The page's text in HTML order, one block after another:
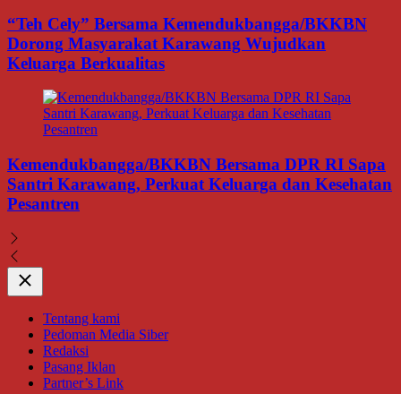
“Teh Cely” Bersama Kemendukbangga/BKKBN
Dorong Masyarakat Karawang Wujudkan
Keluarga Berkualitas
Kemendukbangga/BKKBN Bersama DPR RI Sapa
Santri Karawang, Perkuat Keluarga dan Kesehatan
Pesantren
Close
Tentang kami
Pedoman Media Siber
Redaksi
Pasang Iklan
Partner’s Link